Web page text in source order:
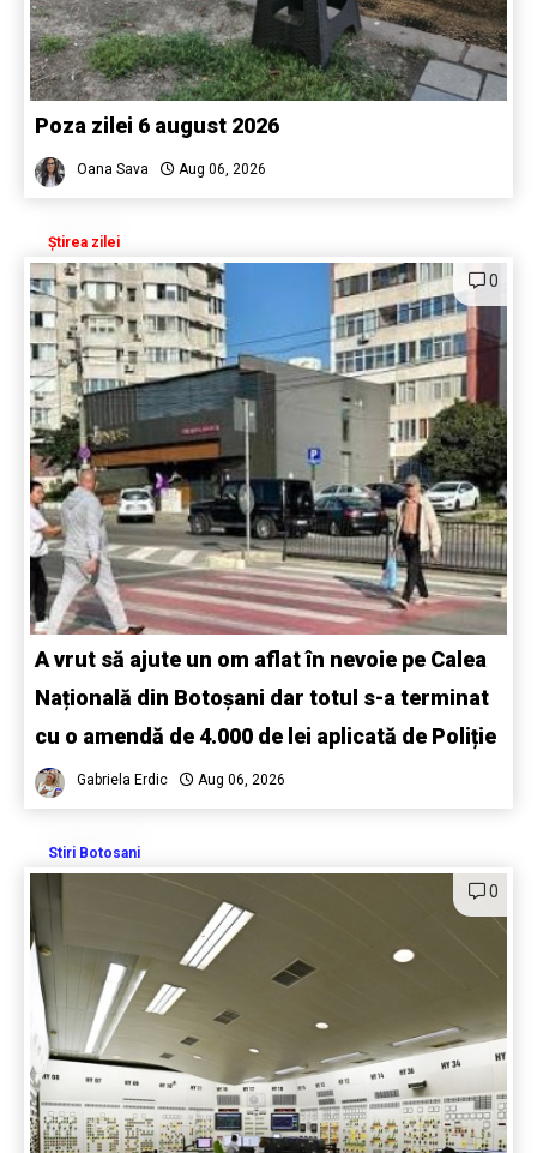
Poza zilei 6 august 2026
Oana Sava Aug 06, 2026
Știrea zilei
0
A vrut să ajute un om aflat în nevoie pe Calea
Națională din Botoșani dar totul s-a terminat
cu o amendă de 4.000 de lei aplicată de Poliție
Gabriela Erdic Aug 06, 2026
Stiri Botosani
0